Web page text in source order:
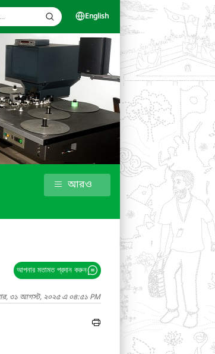
English
আরও
আপনার মতামত প্রদান করুন
৩১ আগস্ট, ২০২৫ এ ০৪:৫১ PM